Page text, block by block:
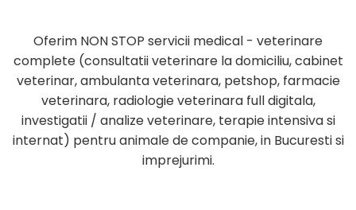
Oferim NON STOP servicii medical - veterinare
complete (consultatii veterinare la domiciliu, cabinet
veterinar, ambulanta veterinara, petshop, farmacie
veterinara, radiologie veterinara full digitala,
investigatii / analize veterinare, terapie intensiva si
internat) pentru animale de companie, in Bucuresti si
imprejurimi.